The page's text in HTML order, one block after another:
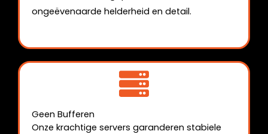
ongeëvenaarde helderheid en detail.
Geen Bufferen
Onze krachtige servers garanderen stabiele